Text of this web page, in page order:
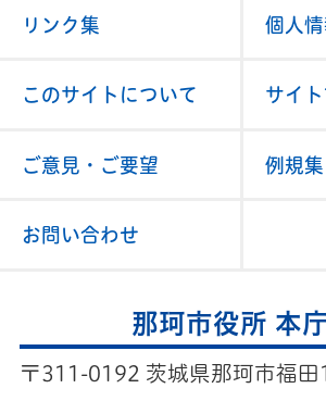
リンク集 個人
このサイトについて サイ
ご意見・ご要望 例規集
お問い合わせ
那珂市役所 本
〒311-0192 茨城県那珂市福